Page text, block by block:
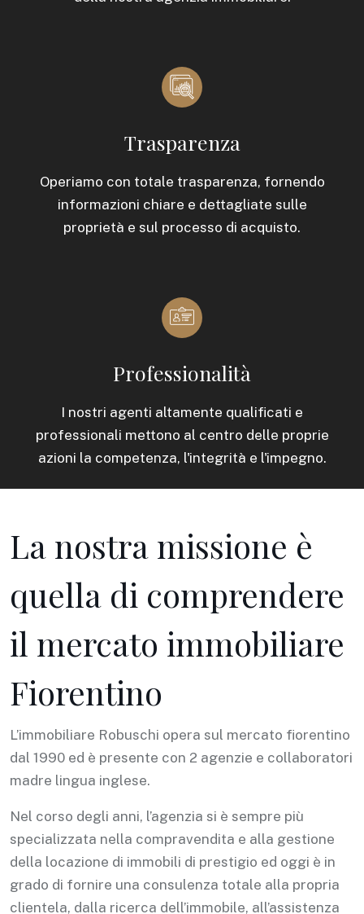
Trasparenza
Operiamo con totale trasparenza, fornendo
informazioni chiare e dettagliate sulle
proprietà e sul processo di acquisto.
Professionalità
I nostri agenti altamente qualificati e
professionali mettono al centro delle proprie
azioni la competenza, l'integrità e l'impegno.
La nostra missione è
quella di comprendere
il mercato immobiliare
Fiorentino
L’immobiliare Robuschi opera sul mercato fiorentino
dal 1990 ed è presente con 2 agenzie e collaboratori
madre lingua inglese.
Nel corso degli anni, l’agenzia si è sempre più
specializzata nella compravendita e alla gestione
della locazione di immobili di prestigio ed oggi è in
grado di fornire una consulenza totale alla propria
clientela, dalla ricerca dell’immobile, all’assistenza